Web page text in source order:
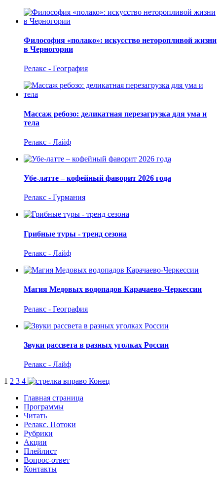
Философия «полако»: искусство неторопливой жизни
в Черногории
Релакс - География
Массаж ребозо: деликатная перезагрузка для ума и
тела
Релакс - Лайф
Убе-латте – кофейный фаворит 2026 года
Релакс - Гурмания
Грибные туры - тренд сезона
Релакс - Лайф
Магия Медовых водопадов Карачаево-Черкессии
Релакс - География
Звуки рассвета в разных уголках России
Релакс - Лайф
1 2 3 4
Конец
Главная страница
Программы
Читать
Релакс. Потоки
Рубрики
Акции
Плейлист
Вопрос-ответ
Контакты